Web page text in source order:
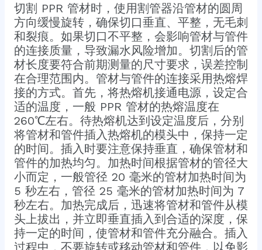
切割 PPR 管材时，使用割管器沿管材的圆周
方向缓慢旋转，确保切口垂直、平整，无毛刺
和裂痕。如果切口不平整，会影响管材与管件
的连接质量，导致漏水风险增加。切割后的管
材长度要符合前期测量的尺寸要求，误差控制
在合理范围内。​管材与管件的连接采用热熔焊
接的方式。首先，将热熔机接通电源，设定合
适的温度，一般 PPR 管材的热熔温度在
260℃左右。待热熔机达到设定温度后，分别
将管材和管件插入热熔机的模头中，保持一定
的时间。插入时要注意保持垂直，确保管材和
管件的加热均匀。加热时间根据管材的管径大
小而定，一般管径 20 毫米的管材加热时间为
5 秒左右，管径 25 毫米的管材加热时间为 7
秒左右。加热完成后，迅速将管材和管件从模
头上拔出，并立即垂直插入到合适的深度，保
持一定的时间，使管材和管件充分融合。插入
过程中，不要旋转或移动管材和管件，以免影